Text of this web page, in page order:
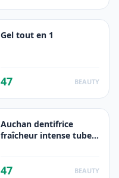
Gel tout en 1
47 BEAUTY
Auchan dentifrice
fraîcheur intense tube
47 BEAUTY